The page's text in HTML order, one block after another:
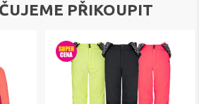
PŘIKOUPIT